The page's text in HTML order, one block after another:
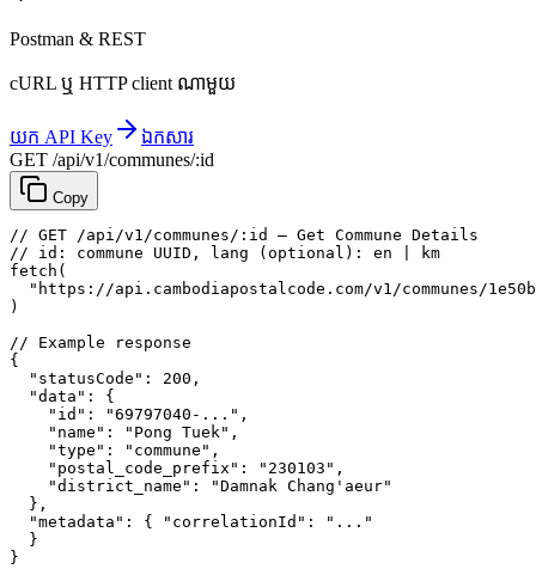
Postman & REST
cURL ឬ HTTP client ណាមួយ
យក API Key
ឯកសារ
GET /api/v1/communes/:id
Copy
// GET /api/v1/communes/:id — Get Commune Details
// id: commune UUID, lang (optional): en | km
fetch (
"https://api.cambodiapostalcode.com/v1/communes/
)
// Example response
{
"statusCode" : 200 ,
"data" : {
"id" : "69797040-..." ,
"name" : "Pong Tuek" ,
"type" : "commune" ,
"postal_code_prefix" : "230103" ,
"district_name" :
"Damnak Chang'aeur"
},
"metadata" : { "correlationId" :
"..."
}
}